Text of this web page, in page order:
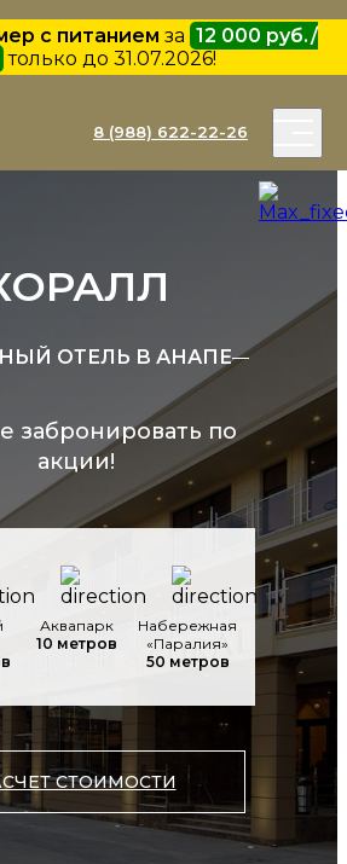
с питанием за 12 000 руб./
только до 31.07.2026!
8 (988) 622-22-26
ОТЕЛЬ В АНАПЕ
забронировать по
акции!
Аквапарк
10 метров
Набережная
«Паралия»
50 метров
СТОИМОСТИ